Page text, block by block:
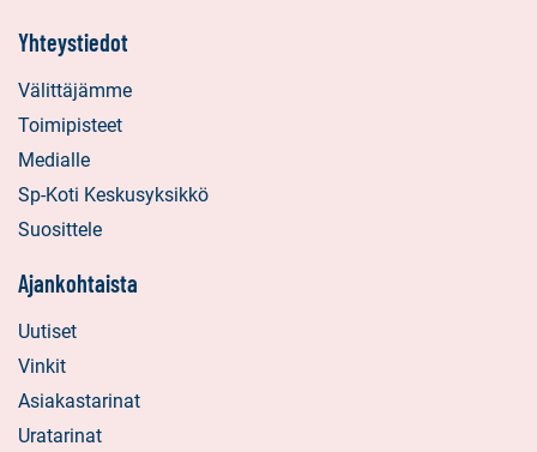
Yhteystiedot
Välittäjämme
Toimipisteet
Medialle
Sp-Koti Keskusyksikkö
Suosittele
Ajankohtaista
Uutiset
Vinkit
Asiakastarinat
Uratarinat